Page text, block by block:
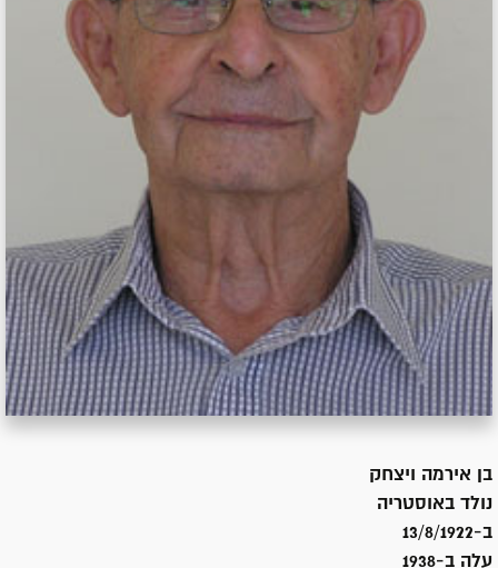
בן אירמה ויצחק
נולד באוסטריה
ב-13/8/1922
עלה ב-1938